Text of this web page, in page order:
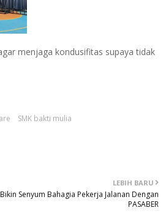
menjaga kondusifitas supaya tidak
SMK bakti mulia
LEBIH BARU
Senyum Bahagia Pekerja Jalanan Dengan
PASABER